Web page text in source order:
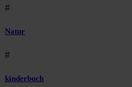
#
Natur
#
kinderbuch